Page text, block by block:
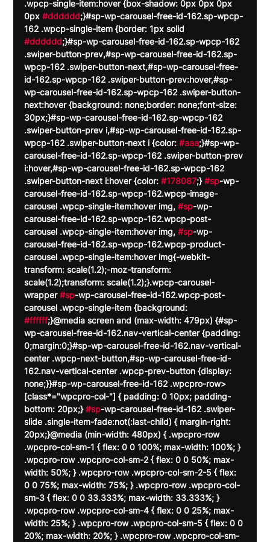
.wpcp-single-item:hover {box-shadow: 0px 0px 0px
0px #dddddd;}#sp-wp-carousel-free-id-162.sp-wpcp-
162 .wpcp-single-item {border: 1px solid
#dddddd;}#sp-wp-carousel-free-id-162.sp-wpcp-162
.swiper-button-prev,#sp-wp-carousel-free-id-162.sp-
wpcp-162 .swiper-button-next,#sp-wp-carousel-free-
id-162.sp-wpcp-162 .swiper-button-prev:hover,#sp-
wp-carousel-free-id-162.sp-wpcp-162 .swiper-button-
next:hover {background: none;border: none;font-size:
30px;}#sp-wp-carousel-free-id-162.sp-wpcp-162
.swiper-button-prev i,#sp-wp-carousel-free-id-162.sp-
wpcp-162 .swiper-button-next i {color: #aaa;}#sp-wp-
carousel-free-id-162.sp-wpcp-162 .swiper-button-prev
i:hover,#sp-wp-carousel-free-id-162.sp-wpcp-162
.swiper-button-next i:hover {color: #178087;} #sp-wp-
carousel-free-id-162.sp-wpcp-162.wpcp-image-
carousel .wpcp-single-item:hover img, #sp-wp-
carousel-free-id-162.sp-wpcp-162.wpcp-post-
carousel .wpcp-single-item:hover img, #sp-wp-
carousel-free-id-162.sp-wpcp-162.wpcp-product-
carousel .wpcp-single-item:hover img{-webkit-
transform: scale(1.2);-moz-transform:
scale(1.2);transform: scale(1.2);}.wpcp-carousel-
wrapper #sp-wp-carousel-free-id-162.wpcp-post-
carousel .wpcp-single-item {background:
#ffffff;}@media screen and (max-width: 479px) {#sp-
wp-carousel-free-id-162.nav-vertical-center {padding:
0;margin:0;}#sp-wp-carousel-free-id-162.nav-vertical-
center .wpcp-next-button,#sp-wp-carousel-free-id-
162.nav-vertical-center .wpcp-prev-button {display:
none;}}#sp-wp-carousel-free-id-162 .wpcpro-row>
[class*="wpcpro-col-"] { padding: 0 10px; padding-
bottom: 20px;} #sp-wp-carousel-free-id-162 .swiper-
slide .single-item-fade:not(:last-child) { margin-right:
20px;}@media (min-width: 480px) { .wpcpro-row
.wpcpro-col-sm-1 { flex: 0 0 100%; max-width: 100%; }
.wpcpro-row .wpcpro-col-sm-2 { flex: 0 0 50%; max-
width: 50%; } .wpcpro-row .wpcpro-col-sm-2-5 { flex:
0 0 75%; max-width: 75%; } .wpcpro-row .wpcpro-col-
sm-3 { flex: 0 0 33.333%; max-width: 33.333%; }
.wpcpro-row .wpcpro-col-sm-4 { flex: 0 0 25%; max-
width: 25%; } .wpcpro-row .wpcpro-col-sm-5 { flex: 0 0
20%; max-width: 20%; } .wpcpro-row .wpcpro-col-sm-